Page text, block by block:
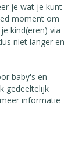
je wat je kunt
moment om
kind(eren) via
niet langer en
baby's en
gedeeltelijk
informatie